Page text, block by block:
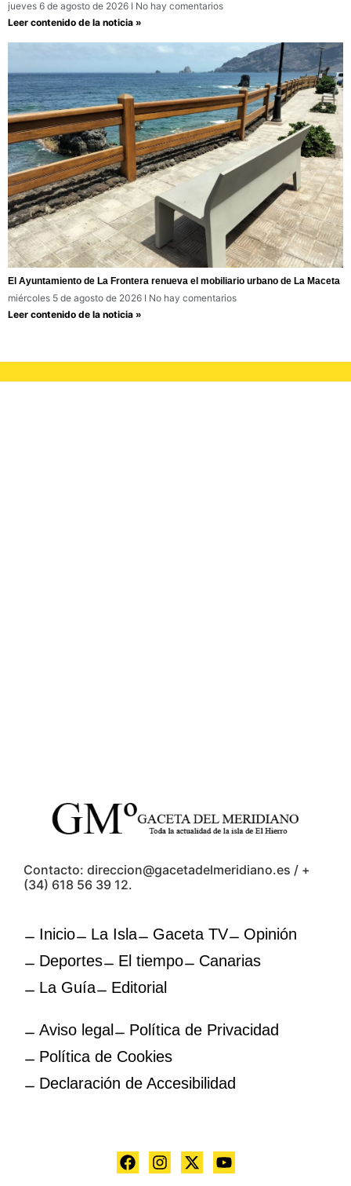
jueves 6 de agosto de 2026
No hay comentarios
Leer contenido de la noticia »
El Ayuntamiento de La Frontera renueva el mobiliario urbano de La Maceta
miércoles 5 de agosto de 2026
No hay comentarios
Leer contenido de la noticia »
Contacto: direccion@gacetadelmeridiano.es / +
(34) 618 56 39 12.
Inicio La Isla Gaceta TV
Opinión
Deportes
El tiempo
Canarias
La Guía
Editorial
Aviso legal
Política de Privacidad
Política de Cookies
Declaración de Accesibilidad